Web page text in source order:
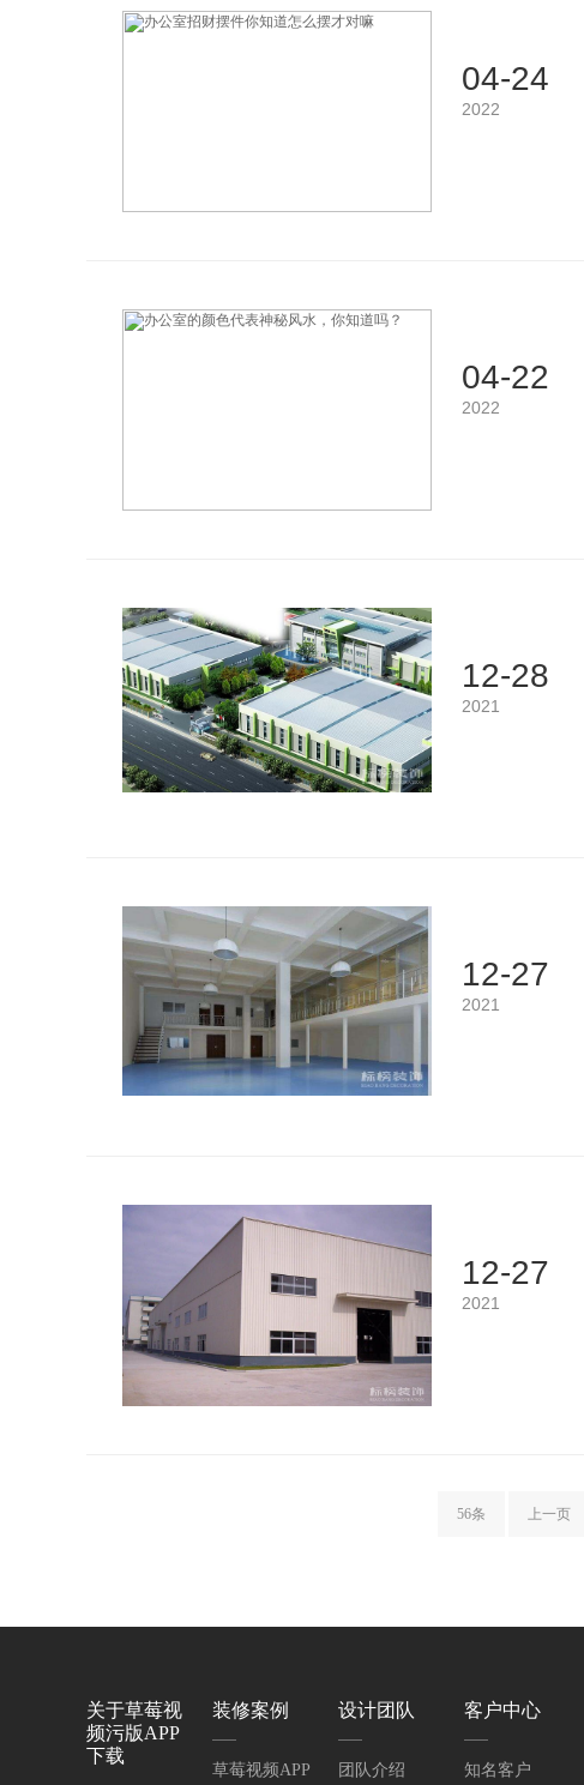
04-24
2022
04-22
2022
12-28
2021
12-27
2021
12-27
2021
56条 上一页
关于草莓视
频污版APP
下载
装修案例
草莓视频APP
设计团队
团队介绍
客户中心
知名客户